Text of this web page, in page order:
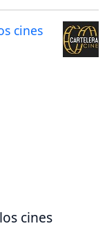
cines